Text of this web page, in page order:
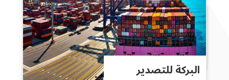
البركة للتصدير